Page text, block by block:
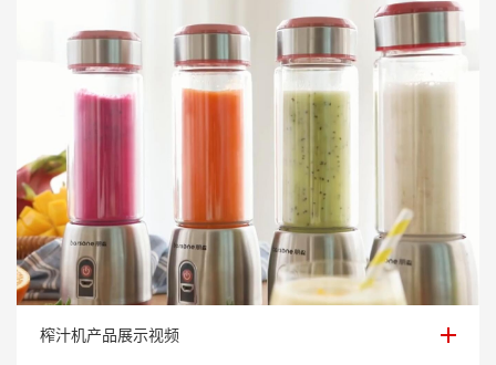
榨汁机产品展示视频
榨汁机产品展示视频